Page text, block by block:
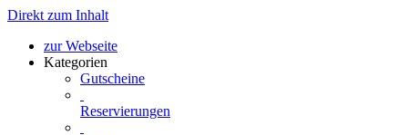
Direkt zum Inhalt
zur Webseite
Kategorien
Gutscheine
Reservierungen